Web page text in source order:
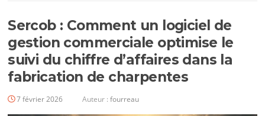
Sercob : Comment un logiciel de
gestion commerciale optimise le
suivi du chiffre d’affaires dans la
fabrication de charpentes
7 février 2026 Auteur :fourreau